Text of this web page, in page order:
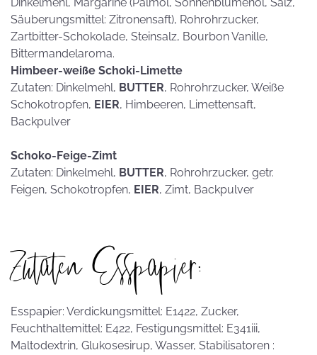
Säuberungsmittel: Zitronensaft), Rohrohrzucker,
Zartbitter-Schokolade, Steinsalz, Bourbon Vanille,
Bittermandelaroma.
Himbeer-weiße Schoki-Limette
Zutaten: Dinkelmehl, BUTTER, Rohrohrzucker, Weiße
Schokotropfen, EIER, Himbeeren, Limettensaft,
Backpulver
Schoko-Feige-Zimt
Zutaten: Dinkelmehl, BUTTER, Rohrohrzucker, getr.
Feigen, Schokotropfen, EIER, Zimt, Backpulver
Zutaten Esspapier:
Esspapier: Verdickungsmittel: E1422, Zucker,
Feuchthaltemittel: E422, Festigungsmittel: E341iii,
Maltodextrin, Glukosesirup, Wasser, Stabilisatoren :